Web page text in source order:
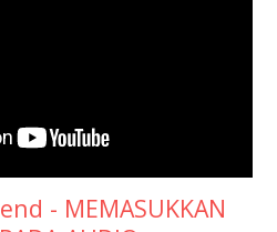
- MEMASUKKAN